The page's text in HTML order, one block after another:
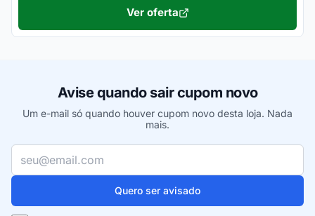
Ver oferta
Avise quando sair cupom novo
Um e-mail só quando houver cupom novo desta loja. Nada
mais.
Seu e-mail
Quero ser avisado